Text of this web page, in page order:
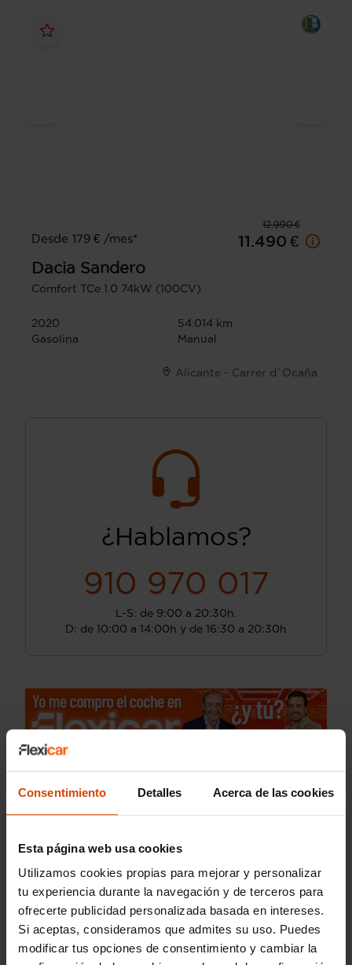
Consentimiento Detalles Acerca de las cookies
Esta página web usa cookies
Utilizamos cookies propias para mejorar y personalizar
tu experiencia durante la navegación y de terceros para
ofrecerte publicidad personalizada basada en intereses.
Si aceptas, consideramos que admites su uso. Puedes
modificar tus opciones de consentimiento y cambiar la
12.990 €
Desde 179 € /mes*
11.490 €
Dacia Sandero
Comfort TCe 1.0 74kW (100CV)
2020
54.014 km
Gasolina
Manual
Alicante - Carrer d´Ocaña
¿Hablamos?
910 970 017
L-S: de 9:00 a 20:30h.
D: de 10:00 a 14:00h y de 16:30 a 20:30h